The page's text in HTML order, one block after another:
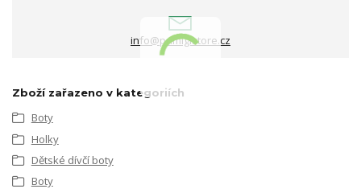
info@primigistore.cz
Zboží zařazeno v kategoriích
Boty
Holky
Dětské dívčí boty
Boty